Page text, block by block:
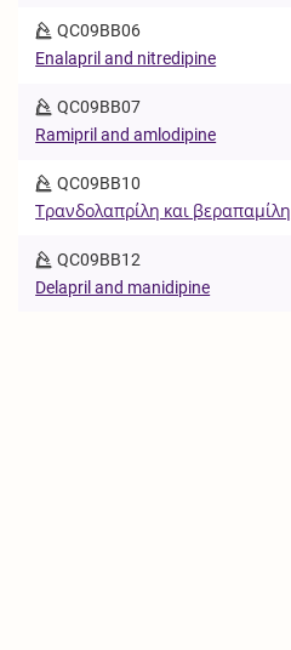
QC09BB06
Enalapril and nitredipine
QC09BB07
Ramipril and amlodipine
QC09BB10
Τρανδολαπρίλη και βεραπαμίλη
QC09BB12
Delapril and manidipine